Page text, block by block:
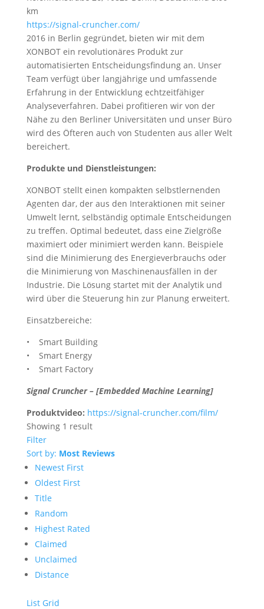
km
https://signal-cruncher.com/
2016 in Berlin gegründet, bieten wir mit dem
XONBOT ein revolutionäres Produkt zur
automatisierten Entscheidungsfindung an. Unser
Team verfügt über langjährige und umfassende
Erfahrung in der Entwicklung echtzeitfähiger
Analyseverfahren. Dabei profitieren wir von der
Nähe zu den Berliner Universitäten und unser Büro
wird des Öfteren auch von Studenten aus aller Welt
bereichert.
Produkte und Dienstleistungen:
XONBOT stellt einen kompakten selbstlernenden
Agenten dar, der aus den Interaktionen mit seiner
Umwelt lernt, selbständig optimale Entscheidungen
zu treffen. Optimal bedeutet, dass eine Zielgröße
maximiert oder minimiert werden kann. Beispiele
sind die Minimierung des Energieverbrauchs oder
die Minimierung von Maschinenausfällen in der
Industrie. Die Lösung startet mit der Analytik und
wird über die Steuerung hin zur Planung erweitert.
Einsatzbereiche:
• Smart Building
• Smart Energy
• Smart Factory
Signal Cruncher – [Embedded Machine Learning]
Produktvideo: https://signal-cruncher.com/film/
Showing 1 result
Filter
Sort by: Most Reviews
Newest First
Oldest First
Title
Random
Highest Rated
Claimed
Unclaimed
Distance
List Grid